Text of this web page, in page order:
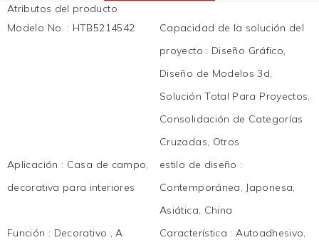
Atributos del producto
Modelo No. : HTB5214542
Capacidad de la solución del
proyecto : Diseño Gráfico,
Diseño de Modelos 3d,
Solución Total Para Proyectos,
Consolidación de Categorías
Cruzadas, Otros
Aplicación : Casa de campo,
decorativa para interiores
estilo de diseño :
Contemporánea, Japonesa,
Asiática, China
Función : Decorativo , A
Característica :Autoadhesivo,